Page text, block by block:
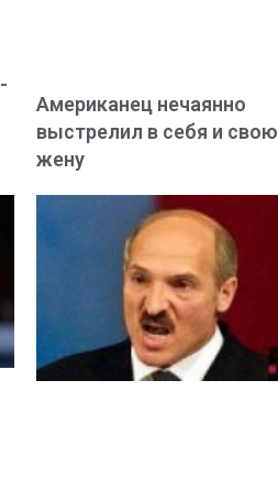
Американец нечаянно
выстрелил в себя и свою
жену